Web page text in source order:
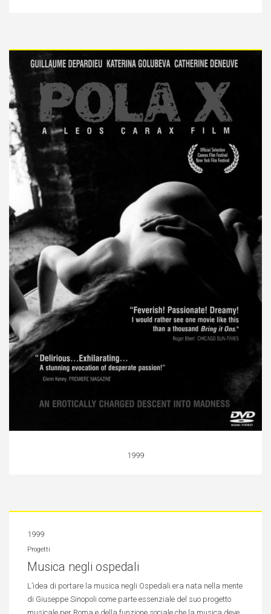
1999
1999
Progetti
Musica negli ospedali
L’idea di portare la musica negli Ospedali era nata nella mente
di Giuseppe Sinopoli come parte essenziale del suo progetto